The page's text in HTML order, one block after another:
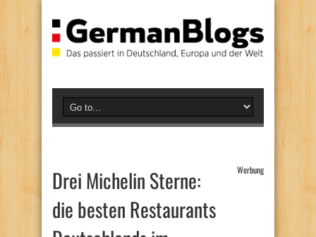
Drei Michelin Sterne:
die besten Restaurants
Werbung